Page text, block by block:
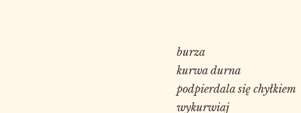
burza
kurwa durna
podpierdala się chyłkiem